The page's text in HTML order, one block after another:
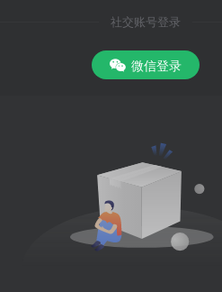
社交账号登录
微信登录